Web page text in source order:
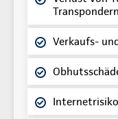
Verkaufs-
Internetrisiko